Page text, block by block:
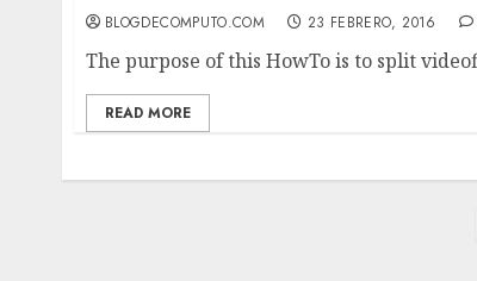
BLOGDECOMPUTO.COM 23 FEBRERO, 2016
The purpose of this HowTo is to split
READ MORE